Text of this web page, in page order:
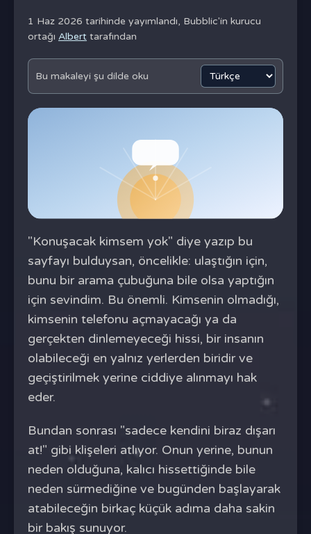
1 Haz 2026 tarihinde yayımlandı, Bubblic'in kurucu
ortağı Albert tarafından
Bu makaleyi şu dilde oku
"Konuşacak kimsem yok" diye yazıp bu
sayfayı bulduysan, öncelikle: ulaştığın için,
bunu bir arama çubuğuna bile olsa yaptığın
için sevindim. Bu önemli. Kimsenin olmadığı,
kimsenin telefonu açmayacağı ya da
gerçekten dinlemeyeceği hissi, bir insanın
olabileceği en yalnız yerlerden biridir ve
geçiştirilmek yerine ciddiye alınmayı hak
eder.
Bundan sonrası "sadece kendini biraz dışarı
at!" gibi klişeleri atlıyor. Onun yerine, bunun
neden olduğuna, kalıcı hissettiğinde bile
neden sürmediğine ve bugünden başlayarak
atabileceğin birkaç küçük adıma daha sakin
bir bakış sunuyor.